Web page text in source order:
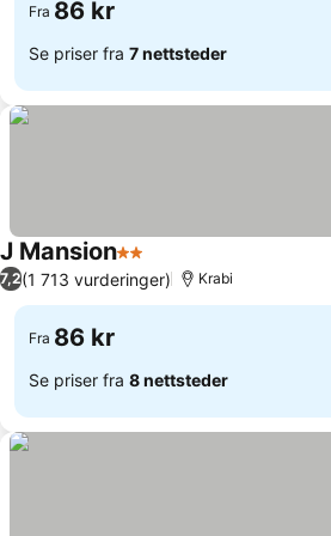
Fra 86 kr
Se priser fra 7 nettsteder
J Mansion2 Stjerner
7,2(1 713 vurderinger) Krabi
Fra 86 kr
Se priser fra 8 nettsteder